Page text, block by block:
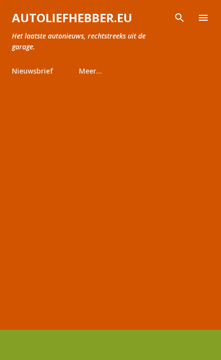
Doorgaan naar hoofdcontent
AUTOLIEFHEBBER.EU
Het laatste autonieuws, rechtstreeks uit de
garage.
Nieuwsbrief Meer…